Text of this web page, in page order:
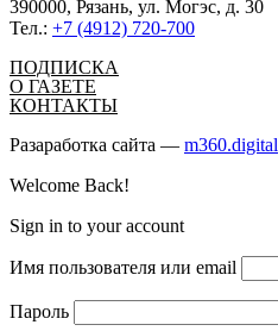
390000, Рязань, ул. Могэс, д. 30
Тел.: +7 (4912) 720-700
ПОДПИСКА
О ГАЗЕТЕ
КОНТАКТЫ
Разаработка сайта — m360.digital
Welcome Back!
Sign in to your account
Имя пользователя или email
Пароль